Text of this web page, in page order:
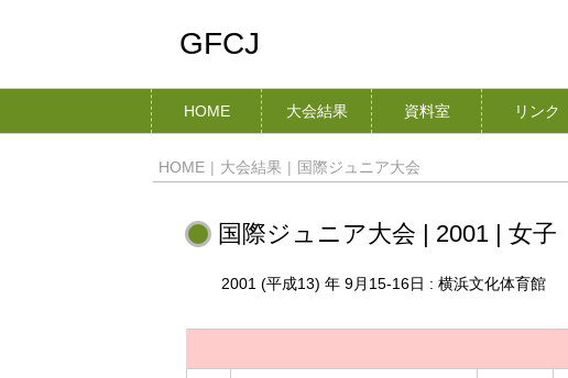
GFCJ
HOME 大会結果 資料室 リンク
HOME | 大会結果 | 国際ジュニア大会
国際ジュニア大会 | 2001 | 女子
2001 (平成13) 年 9月15-16日 : 横浜文化体育館